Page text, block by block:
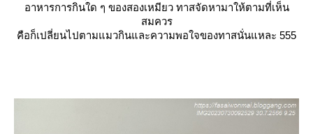
อาหารการกินใด ๆ ของสองเหมียว ทาสจัดหามาให้ตามที่เห็น
สมควร
คือก็เปลี่ยนไปตามแมวกินและความพอใจของทาสนั่นแหละ 555